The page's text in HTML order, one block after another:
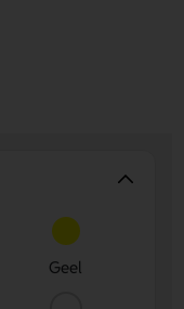
voor
40 mm
geschikt voor
Geel